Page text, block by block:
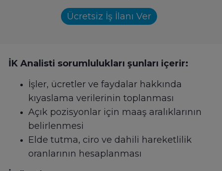
Ücretsiz İş İlanı Ver
İK Analisti sorumlulukları şunları içerir:
İşler, ücretler ve faydalar hakkında
kıyaslama verilerinin toplanması
Açık pozisyonlar için maaş aralıklarının
belirlenmesi
Elde tutma, ciro ve dahili hareketlilik
oranlarının hesaplanması